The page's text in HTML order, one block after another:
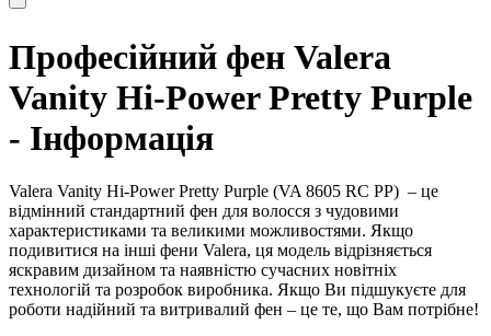
Професійний фен Valera
Vanity Hi-Power Pretty Purple
- Інформація
Valera Vanity Hi-Power Pretty Purple (VA 8605 RC PP) – це
відмінний стандартний фен для волосся з чудовими
характеристиками та великими можливостями. Якщо
подивитися на інші фени Valera, ця модель відрізняється
яскравим дизайном та наявністю сучасних новітніх
технологій та розробок виробника. Якщо Ви підшукуєте для
роботи надійний та витривалий фен – це те, що Вам потрібне!